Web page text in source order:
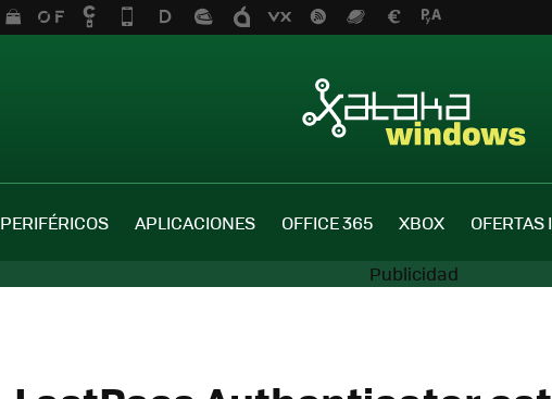
PERIFÉRICOS APLICACIONES OFFICE 365 XBOX